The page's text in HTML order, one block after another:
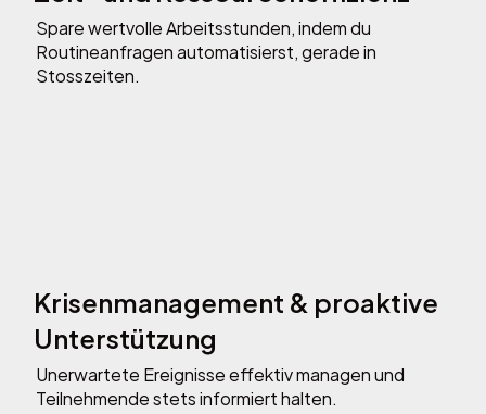
Spare wertvolle Arbeitsstunden, indem du
Routineanfragen automatisierst, gerade in
Stosszeiten.
Krisenmanagement & proaktive
Unterstützung
Unerwartete Ereignisse effektiv managen und
Teilnehmende stets informiert halten.